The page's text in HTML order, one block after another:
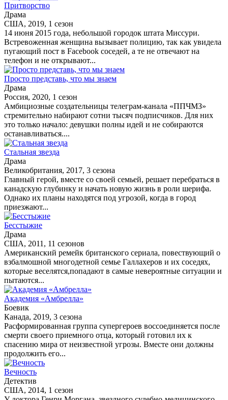
Притворство
Драма
США, 2019, 1 сезон
14 июня 2015 года, небольшой городок штата Миссури.
Встревоженная женщина вызывает полицию, так как увидела
пугающий пост в Facebook соседей, а те не отвечают на
телефон и не открывают...
Просто представь, что мы знаем
Драма
Россия, 2020, 1 сезон
Амбициозные создательницы телеграм-канала «ППЧМЗ»
стремительно набирают сотни тысяч подписчиков. Для них
это только начало: девушки полны идей и не собираются
останавливаться....
Стальная звезда
Драма
Великобритания, 2017, 3 сезона
Главный герой, вместе со своей семьей, решает перебраться в
канадскую глубинку и начать новую жизнь в роли шерифа.
Однако их планы находятся под угрозой, когда в город
приезжают...
Бесстыжие
Драма
США, 2011, 11 сезонов
Американский ремейк британского сериала, повествующий о
взбалмошной многодетной семье Галлахеров и их соседях,
которые веселятся,попадают в самые невероятные ситуации и
пытаются...
Академия «Амбрелла»
Боевик
Канада, 2019, 3 сезона
Расформированная группа супергероев воссоединяется после
смерти своего приемного отца, который готовил их к
спасению мира от неизвестной угрозы. Вместе они должны
продолжить его...
Вечность
Детектив
США, 2014, 1 сезон